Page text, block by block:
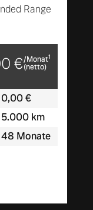
Range
€/Monat1
(netto)
0,00 €
5.000 km
48 Monate